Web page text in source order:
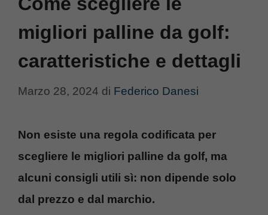
migliori palline da golf:
caratteristiche e dettagli
Marzo 28, 2024 di Federico Danesi
Non esiste una regola codificata per
scegliere le migliori palline da golf, ma
alcuni consigli utili sì: non dipende solo
dal prezzo e dal marchio.